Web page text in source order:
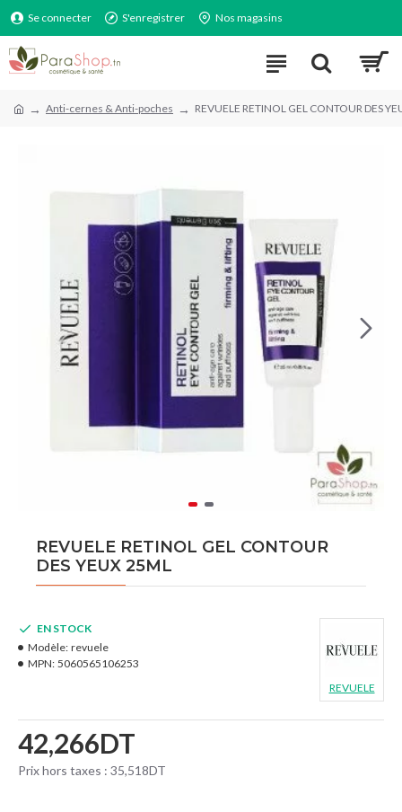
Se connecter S'enregistrer Nos magasins
Anti-cernes & Anti-poches REVUELE RETINOL GEL CONTOUR DES
REVUELE RETINOL GEL CONTOUR
DES YEUX 25ML
42,266DT
Prix hors taxes : 35,518DT
EN STOCK
Modèle: revuele
MPN: 5060565106253
REVUELE